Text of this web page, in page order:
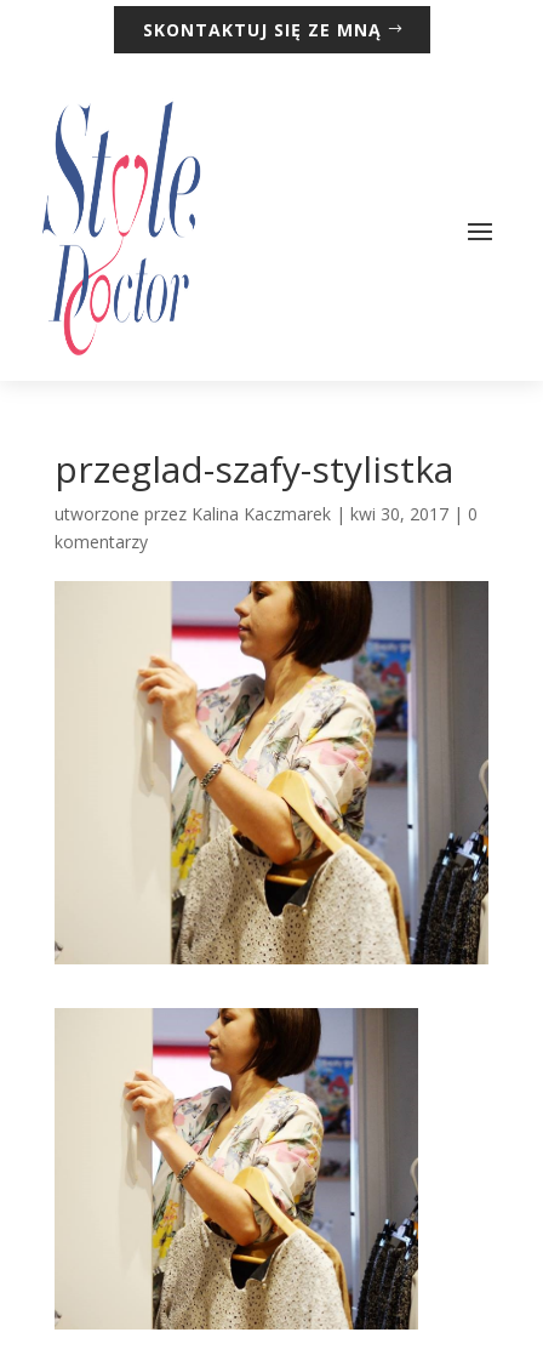
SKONTAKTUJ SIĘ ZE MNĄ
przeglad-szafy-stylistka
utworzone przez Kalina Kaczmarek| kwi 30, 2017| 0
komentarzy